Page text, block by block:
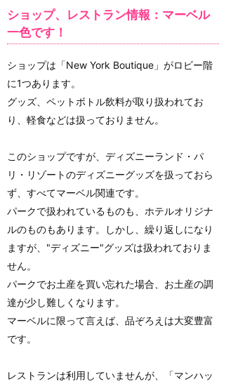
ショップ、レストラン情報：マーベル
一色です！
ショップは「New York Boutique」がロビー階
に1つあります。
グッズ、ペットボトル飲料が取り扱われてお
り、軽食などは扱っておりません。
このショップですが、ディズニーランド・パ
リ・リゾートのディズニーグッズを扱っておら
ず、すべてマーベル関連です。
パークで扱われているものも、ホテルオリジナ
ルのものもあります。しかし、繰り返しになり
ますが、"ディズニー"グッズは扱われておりま
せん。
パークでお土産を買い忘れた場合、お土産の調
達が少し難しくなります。
マーベルに限って言えば、品ぞろえは大変豊富
です。
レストランは利用していませんが、「マンハッ